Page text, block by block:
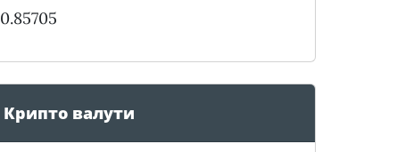
0.85705
Крипто валути